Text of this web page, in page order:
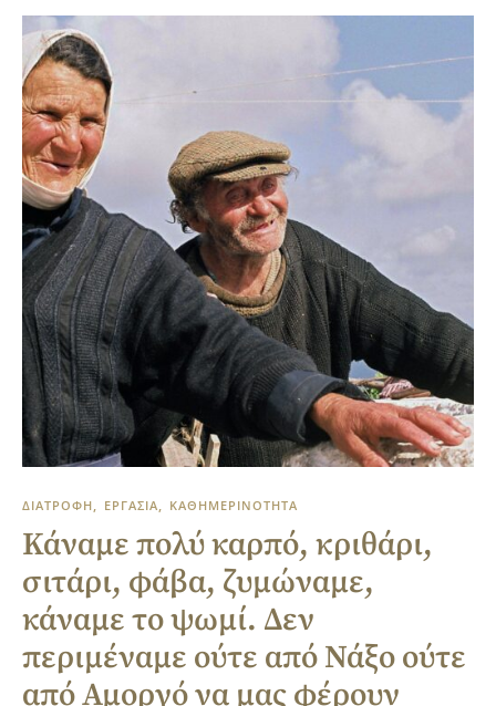
ΔΙΑΤΡΟΦΗ ΕΡΓΑΣΙΑ ΚΑΘΗΜΕΡΙΝΟΤΗΤΑ
Κάναμε πολύ καρπό, κριθάρι,
σιτάρι, φάβα, ζυμώναμε,
κάναμε το ψωμί. Δεν
περιμέναμε ούτε από Νάξο ούτε
από Αμοργό να μας φέρουν